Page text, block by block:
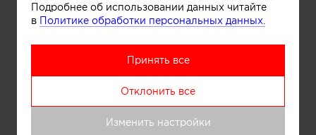
Подробнее об использовании данных читайте
в Политике обработки персональных данных.
Принять все
Отклонить все
Изменить настройки